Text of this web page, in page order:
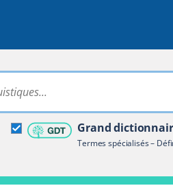
Rechercher dans tout le site
Grand
Termes spécialisés –